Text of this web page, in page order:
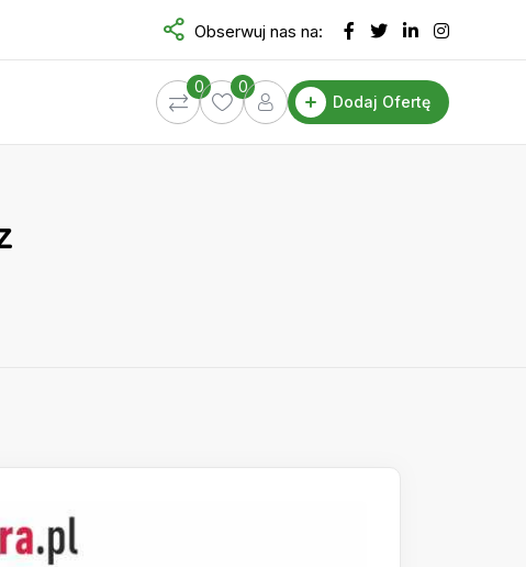
Obserwuj nas na:
0
0
Dodaj Ofertę